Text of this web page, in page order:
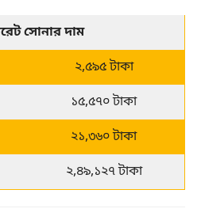
সোনার দাম
২,৫৯৫ টাকা
১৫,৫৭০ টাকা
২১,৩৬০ টাকা
২,৪৯,১২৭ টাকা